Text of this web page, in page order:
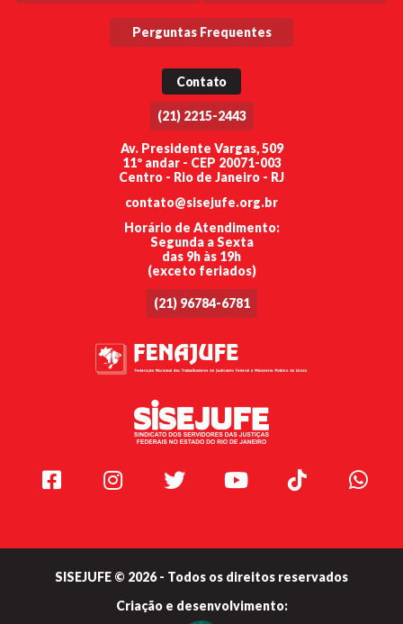
Perguntas Frequentes
Contato
(21) 2215-2443
Av. Presidente Vargas, 509
11º andar - CEP 20071-003
Centro - Rio de Janeiro - RJ
contato@sisejufe.org.br
Horário de Atendimento:
Segunda a Sexta
das 9h às 19h
(exceto feriados)
(21) 96784-6781
Facebook Instagram Twitter Youtube TikTok
SISEJUFE © 2026 - Todos os direitos reservados
Criação e desenvolvimento: